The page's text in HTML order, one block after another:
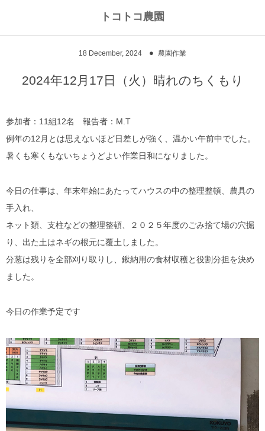
トコトコ農園
18 December, 2024 農園作業
2024年12月17日（火）晴れのちくもり
参加者：11組12名 報告者：M.T
例年の12月とは思えないほど日差しが強く、温かい午前中でした。
暑くも寒くもないちょうどよい作業日和になりました。
今日の仕事は、年末年始にあたってハウスの中の整理整頓、農具の
手入れ、
ネット類、支柱などの整理整頓、２０２５年度のごみ捨て場の穴掘
り、出た土はネギの根元に覆土しました。
分葱は残りを全部刈り取りし、鍬納用の食材収穫と役割分担を決め
ました。
今日の作業予定です